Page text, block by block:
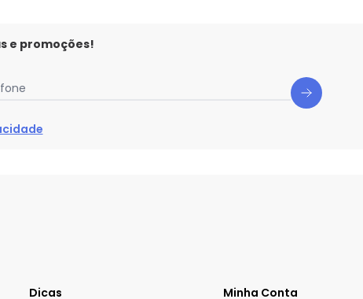
e promoções!
Dicas Minha Conta